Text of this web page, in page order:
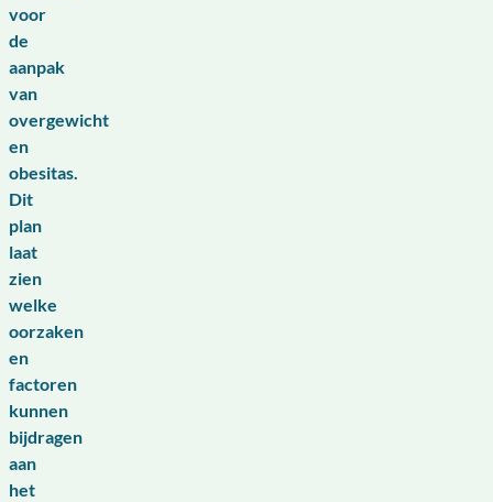
voor
de
aanpak
van
overgewicht
en
obesitas.
Dit
plan
laat
zien
welke
oorzaken
en
factoren
kunnen
bijdragen
aan
het